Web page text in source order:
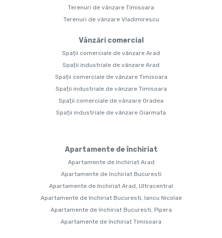
Terenuri de vânzare Timisoara
Terenuri de vânzare Vladimirescu
Vânzări comercial
Spații comerciale de vânzare Arad
Spații industriale de vânzare Arad
Spații comerciale de vânzare Timisoara
Spații industriale de vânzare Timisoara
Spații comerciale de vânzare Oradea
Spații industriale de vânzare Giarmata
Apartamente de închiriat
Apartamente de închiriat Arad
Apartamente de închiriat Bucuresti
Apartamente de închiriat Arad, Ultracentral
Apartamente de închiriat Bucuresti, Iancu Nicolae
Apartamente de închiriat Bucuresti, Pipera
Apartamente de închiriat Timisoara